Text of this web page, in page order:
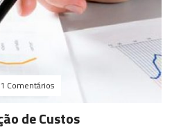
Comentários
de Custos